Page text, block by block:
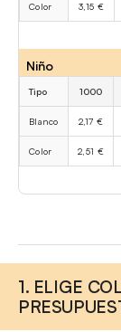
Color 3,15 €
Niño
Tipo 1000
Blanco 2,17 €
Color 2,51 €
1. ELIGE